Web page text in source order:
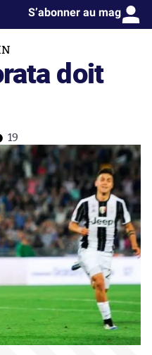
S’abonner au mag
doit
19